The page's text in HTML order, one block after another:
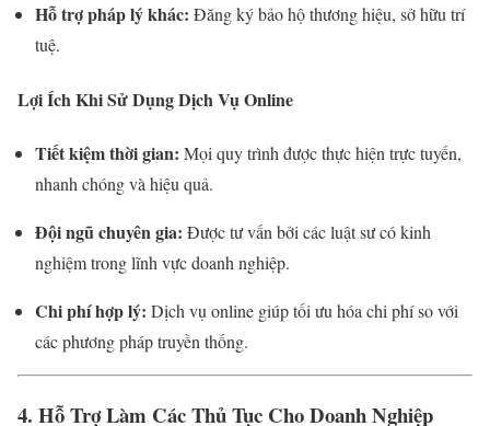
Hỗ trợ pháp lý khác: Đăng ký bảo hộ thương hiệu, sở hữu trí
tuệ.
Lợi Ích Khi Sử Dụng Dịch Vụ Online
Tiết kiệm thời gian: Mọi quy trình được thực hiện trực tuyến,
nhanh chóng và hiệu quả.
Đội ngũ chuyên gia: Được tư vấn bởi các luật sư có kinh
nghiệm trong lĩnh vực doanh nghiệp.
Chi phí hợp lý: Dịch vụ online giúp tối ưu hóa chi phí so với
các phương pháp truyền thống.
4. Hỗ Trợ Làm Các Thủ Tục Cho Doanh Nghiệp